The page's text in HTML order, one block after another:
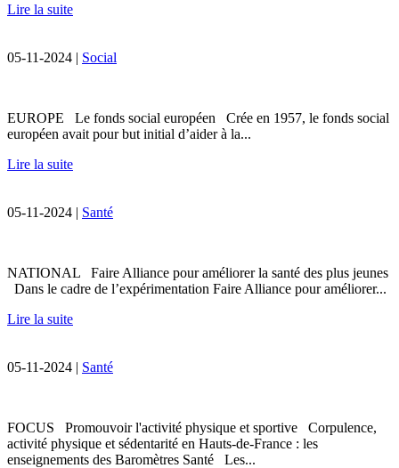
Lire la suite
05-11-2024 | Social
EUROPE Le fonds social européen Crée en 1957, le fonds social
européen avait pour but initial d’aider à la...
Lire la suite
05-11-2024 | Santé
NATIONAL Faire Alliance pour améliorer la santé des plus jeunes
Dans le cadre de l’expérimentation Faire Alliance pour améliorer...
Lire la suite
05-11-2024 | Santé
FOCUS Promouvoir l'activité physique et sportive Corpulence,
activité physique et sédentarité en Hauts-de-France : les
enseignements des Baromètres Santé Les...